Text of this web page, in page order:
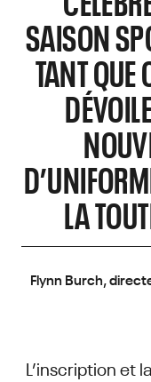
SAISON
TANT QUE
LA
Flynn Burch,
L’inscription et